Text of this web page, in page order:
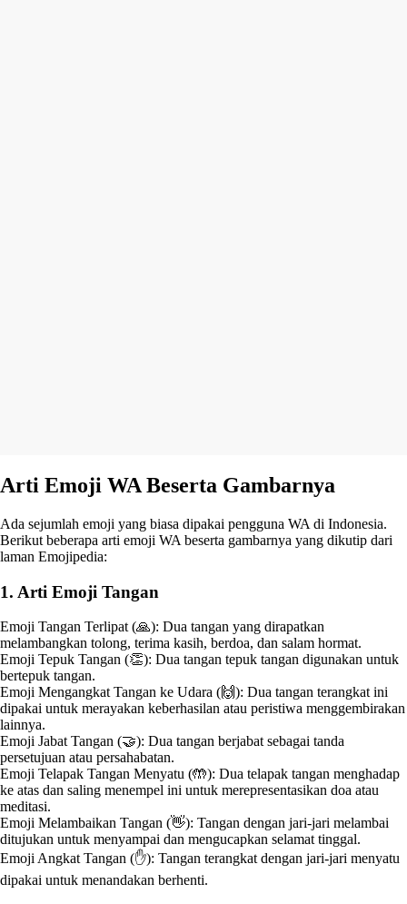
Arti Emoji WA Beserta Gambarnya
Ada sejumlah emoji yang biasa dipakai pengguna WA di Indonesia.
Berikut beberapa arti emoji WA beserta gambarnya yang dikutip dari
laman Emojipedia:
1. Arti Emoji Tangan
Emoji Tangan Terlipat (🙏): Dua tangan yang dirapatkan
melambangkan tolong, terima kasih, berdoa, dan salam hormat.
Emoji Tepuk Tangan (👏): Dua tangan tepuk tangan digunakan untuk
bertepuk tangan.
Emoji Mengangkat Tangan ke Udara (🙌): Dua tangan terangkat ini
dipakai untuk merayakan keberhasilan atau peristiwa menggembirakan
lainnya.
Emoji Jabat Tangan (🤝): Dua tangan berjabat sebagai tanda
persetujuan atau persahabatan.
Emoji Telapak Tangan Menyatu (🤲): Dua telapak tangan menghadap
ke atas dan saling menempel ini untuk merepresentasikan doa atau
meditasi.
Emoji Melambaikan Tangan (👋): Tangan dengan jari-jari melambai
ditujukan untuk menyampai dan mengucapkan selamat tinggal.
Emoji Angkat Tangan (✋): Tangan terangkat dengan jari-jari menyatu
dipakai untuk menandakan berhenti.